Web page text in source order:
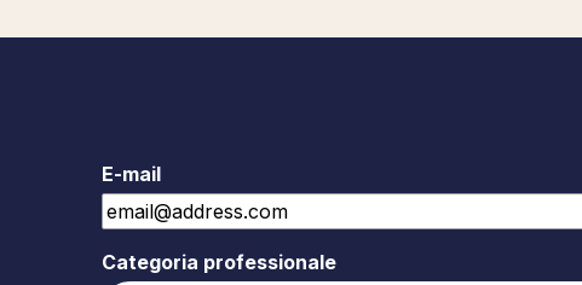
E-mail
Categoria professionale